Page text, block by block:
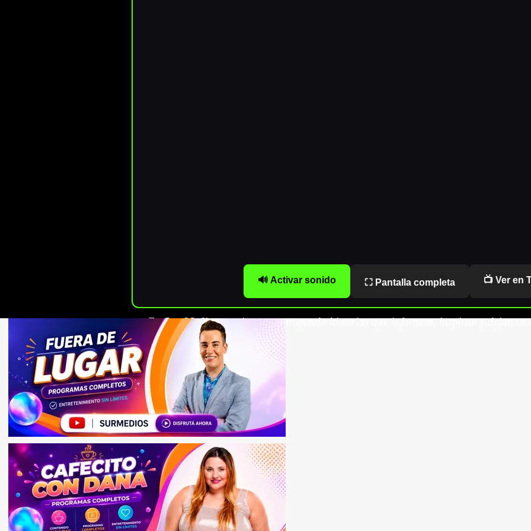
🔊 Activar sonido ⛶ Pantalla completa 📺 Ver en
EnSur Mediosseguimos construyendo historias que informan, inspiran y dejan